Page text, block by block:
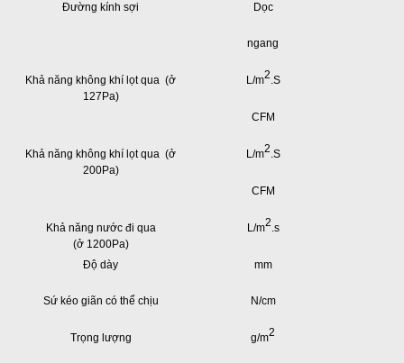
Đường kính sợi Dọc
ngang
Khả năng không khí lọt qua (ở
127Pa)
L/m2.S
CFM
Khả năng không khí lọt qua (ở
200Pa)
L/m2.S
CFM
Khả năng nước đi qua
(ở 1200Pa)
L/m2.s
Độ dày mm
Sứ kéo giãn có thể chịu N/cm
Trọng lượng g/m2